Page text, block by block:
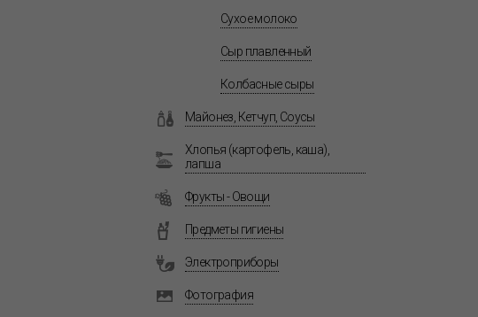
Сухое молоко
Сыр плавленный
Колбасные сыры
Майонез, Кетчуп, Соусы
Хлопья (картофель, каша),
лапша
Фрукты - Овощи
Предметы гигиены
Электроприборы
Фотография